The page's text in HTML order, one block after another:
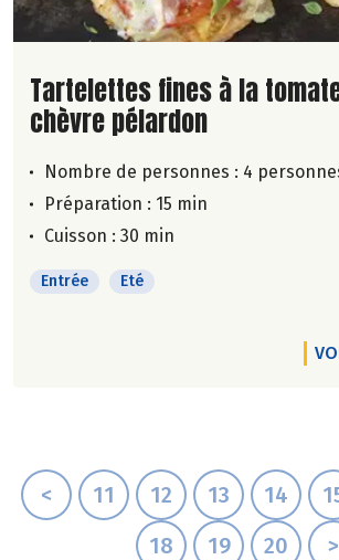
Lire la suite de la recette
Tartelettes fines à la
chèvre pélardon
Nombre de personnes : 4
Préparation : 15 min
Cuisson : 30 min
Entrée Eté
< 11 12 13 14
18
19 20 >